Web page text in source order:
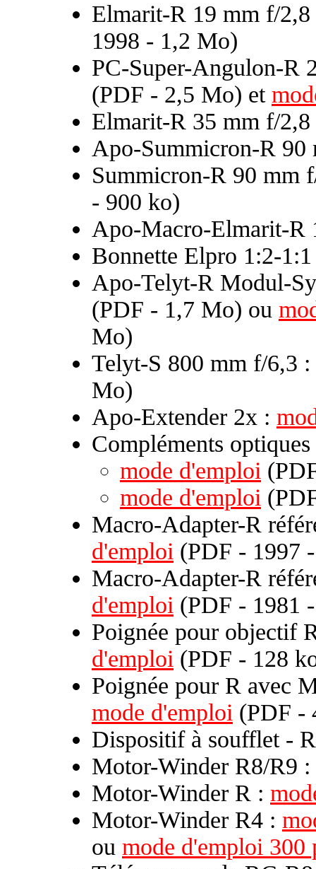
Elmarit-R 19 mm f/
1998 - 1,2 Mo)
PC-Super-Angulon-R
(PDF - 2,5 Mo) et
Elmarit-R 35 mm f/
Apo-Summicron-R
Summicron-R 90 mm
- 900 ko)
Apo-Macro-Elmarit-
Bonnette Elpro 1:2-
Apo-Telyt-R Modul-
(PDF - 1,7 Mo) ou
Mo)
Telyt-S 800 mm f/6,3 :
Mo)
Apo-Extender 2x :
Compléments
mode d'emploi
mode d'emploi
Macro-Adapter-R
d'emploi (PDF - 1997
Macro-Adapter-R
d'emploi (PDF - 1981
Poignée pour objectif
d'emploi (PDF - 128
Poignée pour R avec
mode d'emploi (PDF -
Dispositif à soufflet -
Motor-Winder R8/R9 :
Motor-Winder R :
Motor-Winder R4 :
ou mode d'emploi 300